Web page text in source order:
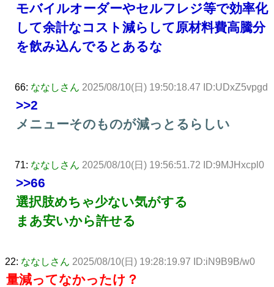
モバイルオーダーやセルフレジ等で効率化
して余計なコスト減らして原材料費高騰分
を飲み込んでるとあるな
66: ななしさん 2025/08/10(日) 19:50:18.47 ID:UDxZ5vpgd
>>2
メニューそのものが減っとるらしい
71: ななしさん 2025/08/10(日) 19:56:51.72 ID:9MJHxcpl0
>>66
選択肢めちゃ少ない気がする
まあ安いから許せる
22: ななしさん 2025/08/10(日) 19:28:19.97 ID:iN9B9B/w0
量減ってなかったけ？